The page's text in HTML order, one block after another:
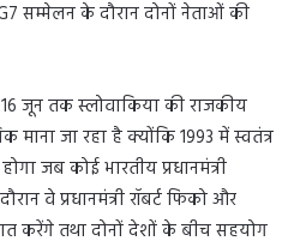
सम्मेलन के दौरान दोनों नेताओं की
16 जून तक स्लोवाकिया की राजकीय
माना जा रहा है क्योंकि 1993 में स्वतंत्र
जब कोई भारतीय प्रधानमंत्री
वे प्रधानमंत्री रॉबर्ट फिको और
करेंगे तथा दोनों देशों के बीच सहयोग